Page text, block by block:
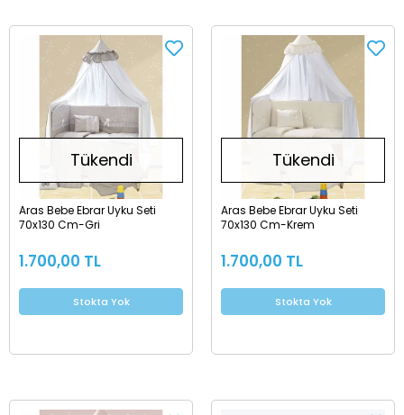
Tükendi
Aras Bebe Ebrar Uyku Seti
70x130 Cm-Gri
1.700,00 TL
Stokta Yok
Tükendi
Aras Bebe Ebrar Uyku Seti
70x130 Cm-Krem
1.700,00 TL
Stokta Yok